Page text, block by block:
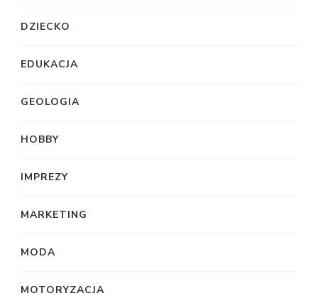
DZIECKO
EDUKACJA
GEOLOGIA
HOBBY
IMPREZY
MARKETING
MODA
MOTORYZACJA